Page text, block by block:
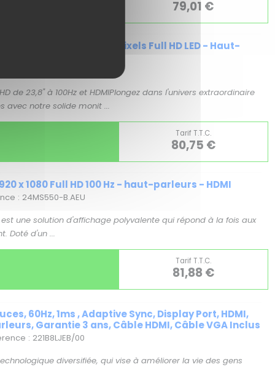
79,01 €
cm (23.8") 1920 x 1080 pixels Full HD LED - Haut-
de 23,8" à 100Hz et HDMIPlongez dans l'univers extraordinaire
avec notre solide monit ...
Tarif T.T.C.
80,75 €
x 1080 Full HD 100 Hz - haut-parleurs - HDMI
: 24MS550-B.AEU
est une solution d'affichage polyvalente qui répond à la fois aux
Doté d'un ...
Tarif T.T.C.
81,88 €
60Hz, 1ms , Adaptive Sync, Display Port, HDMI,
Garantie 3 ans, Câble HDMI, Câble VGA Inclus
: 221B8LJEB/00
diversifiée, qui vise à améliorer la vie des gens